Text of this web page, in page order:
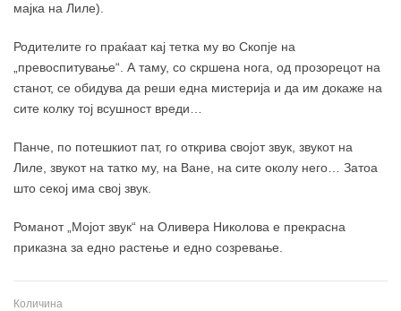
мајка на Лиле).
Родителите го праќаат кај тетка му во Скопје на
„превоспитување“. А таму, со скршена нога, од прозорецот на
станот, се обидува да реши една мистерија и да им докаже на
сите колку тој всушност вреди…
Панче, по потешкиот пат, го открива својот звук, звукот на
Лиле, звукот на татко му, на Ване, на сите околу него… Затоа
што секој има свој звук.
Романот „Мојот звук“ на Оливера Николова е прекрасна
приказна за едно растење и едно созревање.
Количина